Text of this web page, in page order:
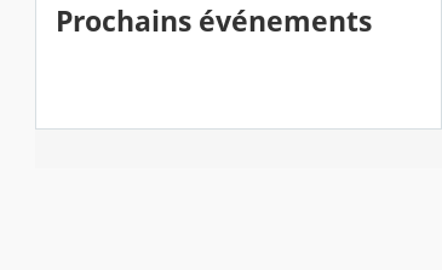
Prochains événements